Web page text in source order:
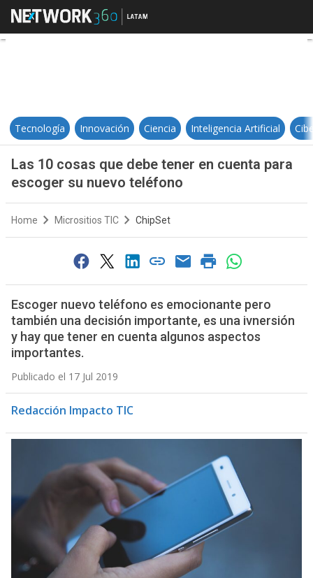
Las 10 cosas que debe tener en
Tecnología Innovación Ciencia Inteligencia Artificial
Las 10 cosas que debe tener en cuenta para
escoger su nuevo teléfono
Home Micrositios TIC ChipSet
Escoger nuevo teléfono es emocionante pero
también una decisión importante, es una ivnersión
y hay que tener en cuenta algunos aspectos
importantes.
Publicado el 17 Jul 2019
Redacción Impacto TIC